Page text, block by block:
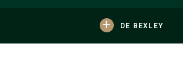
+ DE BEXLEY